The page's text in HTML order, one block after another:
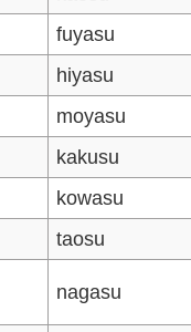
fuyasu
hiyasu
moyasu
kakusu
kowasu
taosu
nagasu